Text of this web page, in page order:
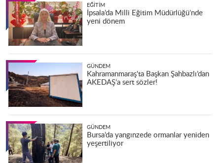
EĞITIM
İpsala’da Milli Eğitim Müdürlüğü’nde
yeni dönem
GÜNDEM
Kahramanmaraş'ta Başkan Şahbazlı’dan
AKEDAŞ’a sert sözler!
GÜNDEM
Bursa’da yangınzede ormanlar yeniden
yeşertiliyor